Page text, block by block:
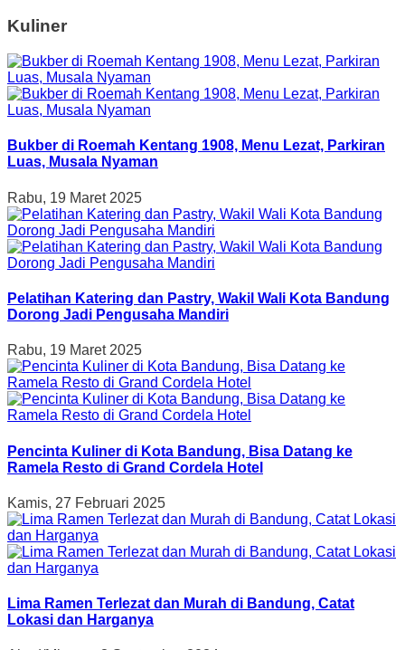
Kuliner
Bukber di Roemah Kentang 1908, Menu Lezat, Parkiran
Luas, Musala Nyaman
Rabu, 19 Maret 2025
Pelatihan Katering dan Pastry, Wakil Wali Kota Bandung
Dorong Jadi Pengusaha Mandiri
Rabu, 19 Maret 2025
Pencinta Kuliner di Kota Bandung, Bisa Datang ke
Ramela Resto di Grand Cordela Hotel
Kamis, 27 Februari 2025
Lima Ramen Terlezat dan Murah di Bandung, Catat
Lokasi dan Harganya